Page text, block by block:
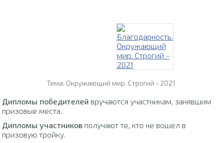
Тема: Окружающий мир. Строгий - 2021
Дипломы победителей вручаются участникам, занявшим
призовые места.
Дипломы участников получают те, кто не вошел в
призовую тройку.